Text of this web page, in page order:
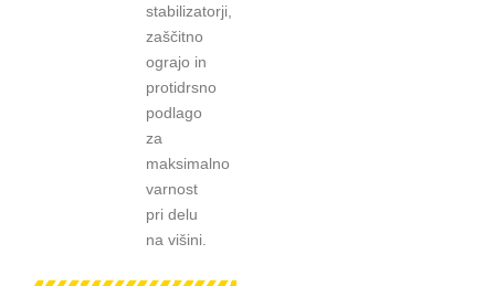
stabilizatorji,
zaščitno
ograjo in
protidrsno
podlago
za
maksimalno
varnost
pri delu
na višini.